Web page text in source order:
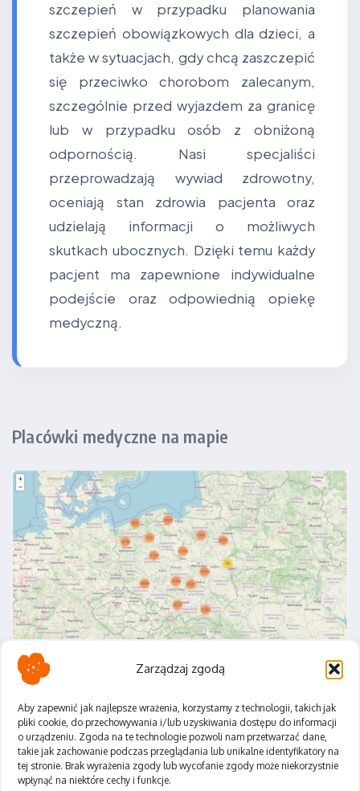
Zarządzaj zgodą
Aby zapewnić jak najlepsze wrażenia, korzystamy z technologii, takich jak
pliki cookie, do przechowywania i/lub uzyskiwania dostępu do informacji
o urządzeniu. Zgoda na te technologie pozwoli nam przetwarzać dane,
takie jak zachowanie podczas przeglądania lub unikalne identyfikatory na
tej stronie. Brak wyrażenia zgody lub wycofanie zgody może niekorzystnie
wpłynąć na niektóre cechy i funkcje.
szczepień w przypadku planowania
szczepień obowiązkowych dla dzieci, a
także w sytuacjach, gdy chcą zaszczepić
się przeciwko chorobom zalecanym,
szczególnie przed wyjazdem za granicę
lub w przypadku osób z obniżoną
odpornością. Nasi specjaliści
przeprowadzają wywiad zdrowotny,
oceniają stan zdrowia pacjenta oraz
udzielają informacji o możliwych
skutkach ubocznych. Dzięki temu każdy
pacjent ma zapewnione indywidualne
podejście oraz odpowiednią opiekę
medyczną.
Placówki medyczne na mapie
Polityka Prywatności
Regulamin